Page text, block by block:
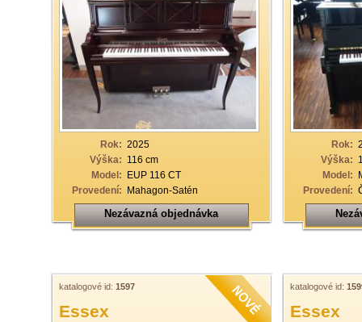
Rok: 2025
Výška: 116 cm
Model: EUP 116 CT
Provedení: Mahagon-Satén
Nezávazná objednávka
Rok:
Výška:
Model:
Provedení:
katalogové id: 1597
Essex
katalogové id:
Essex